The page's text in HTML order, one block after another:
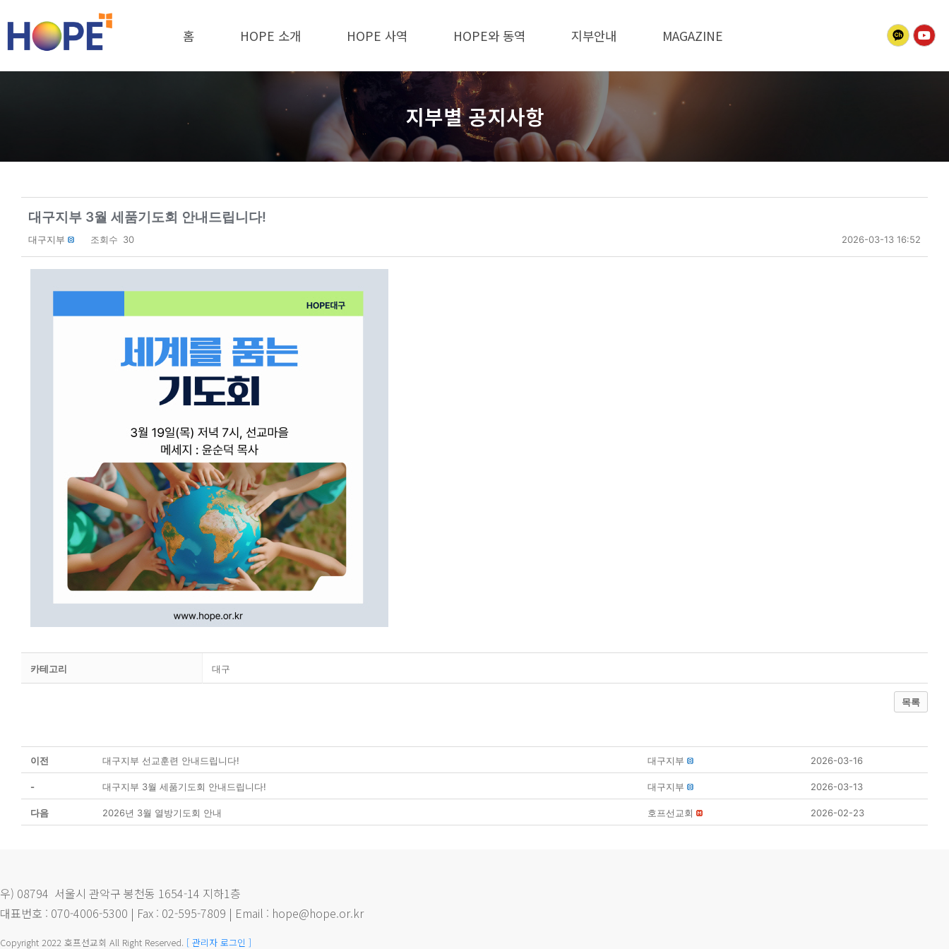
홈 HOPE 소개 HOPE 사역 HOPE와 동역 지부안내 MAGAZINE
지부별 공지사항
대구지부 3월 세품기도회 안내드립니다!
대구지부 조회수 30 2026-03-13 16:52
카테고리 대구
목록
이전 대구지부 선교훈련 안내드립니다! 대구지부 2026-03-16
- 대구지부 3월 세품기도회 안내드립니다! 대구지부 2026-03-13
다음 2026년 3월 열방기도회 안내 호프선교회 2026-02-23
우) 08794 서울시 관악구 봉천동 1654-14 지하1층
대표번호 : 070-4006-5300 | Fax : 02-595-7809 | Email : hope@hope.or.kr
Copyright 2022 호프선교회 All Right Reserved. [ 관리자 로그인 ]